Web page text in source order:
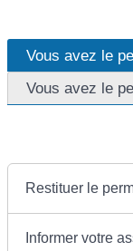
Vous avez le
Vous avez le
Restituer le
Informer votre